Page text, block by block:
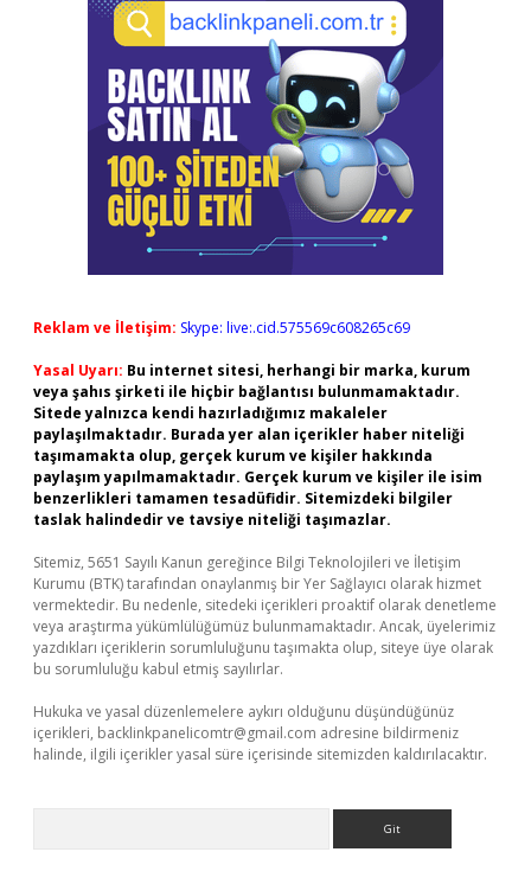
Reklam ve İletişim: Skype: live:.cid.575569c608265c69
Yasal Uyarı: Bu internet sitesi, herhangi bir marka, kurum
veya şahıs şirketi ile hiçbir bağlantısı bulunmamaktadır.
Sitede yalnızca kendi hazırladığımız makaleler
paylaşılmaktadır. Burada yer alan içerikler haber niteliği
taşımamakta olup, gerçek kurum ve kişiler hakkında
paylaşım yapılmamaktadır. Gerçek kurum ve kişiler ile isim
benzerlikleri tamamen tesadüfidir. Sitemizdeki bilgiler
taslak halindedir ve tavsiye niteliği taşımazlar.
Sitemiz, 5651 Sayılı Kanun gereğince Bilgi Teknolojileri ve İletişim
Kurumu (BTK) tarafından onaylanmış bir Yer Sağlayıcı olarak hizmet
vermektedir. Bu nedenle, sitedeki içerikleri proaktif olarak denetleme
veya araştırma yükümlülüğümüz bulunmamaktadır. Ancak, üyelerimiz
yazdıkları içeriklerin sorumluluğunu taşımakta olup, siteye üye olarak
bu sorumluluğu kabul etmiş sayılırlar.
Hukuka ve yasal düzenlemelere aykırı olduğunu düşündüğünüz
içerikleri, backlinkpanelicomtr@gmail.com adresine bildirmeniz
halinde, ilgili içerikler yasal süre içerisinde sitemizden kaldırılacaktır.